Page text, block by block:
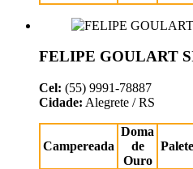
FELIPE GOULART
Cel: (55) 9991-78887
Cidade: Alegrete / RS
Campereada
Doma
de
Ouro